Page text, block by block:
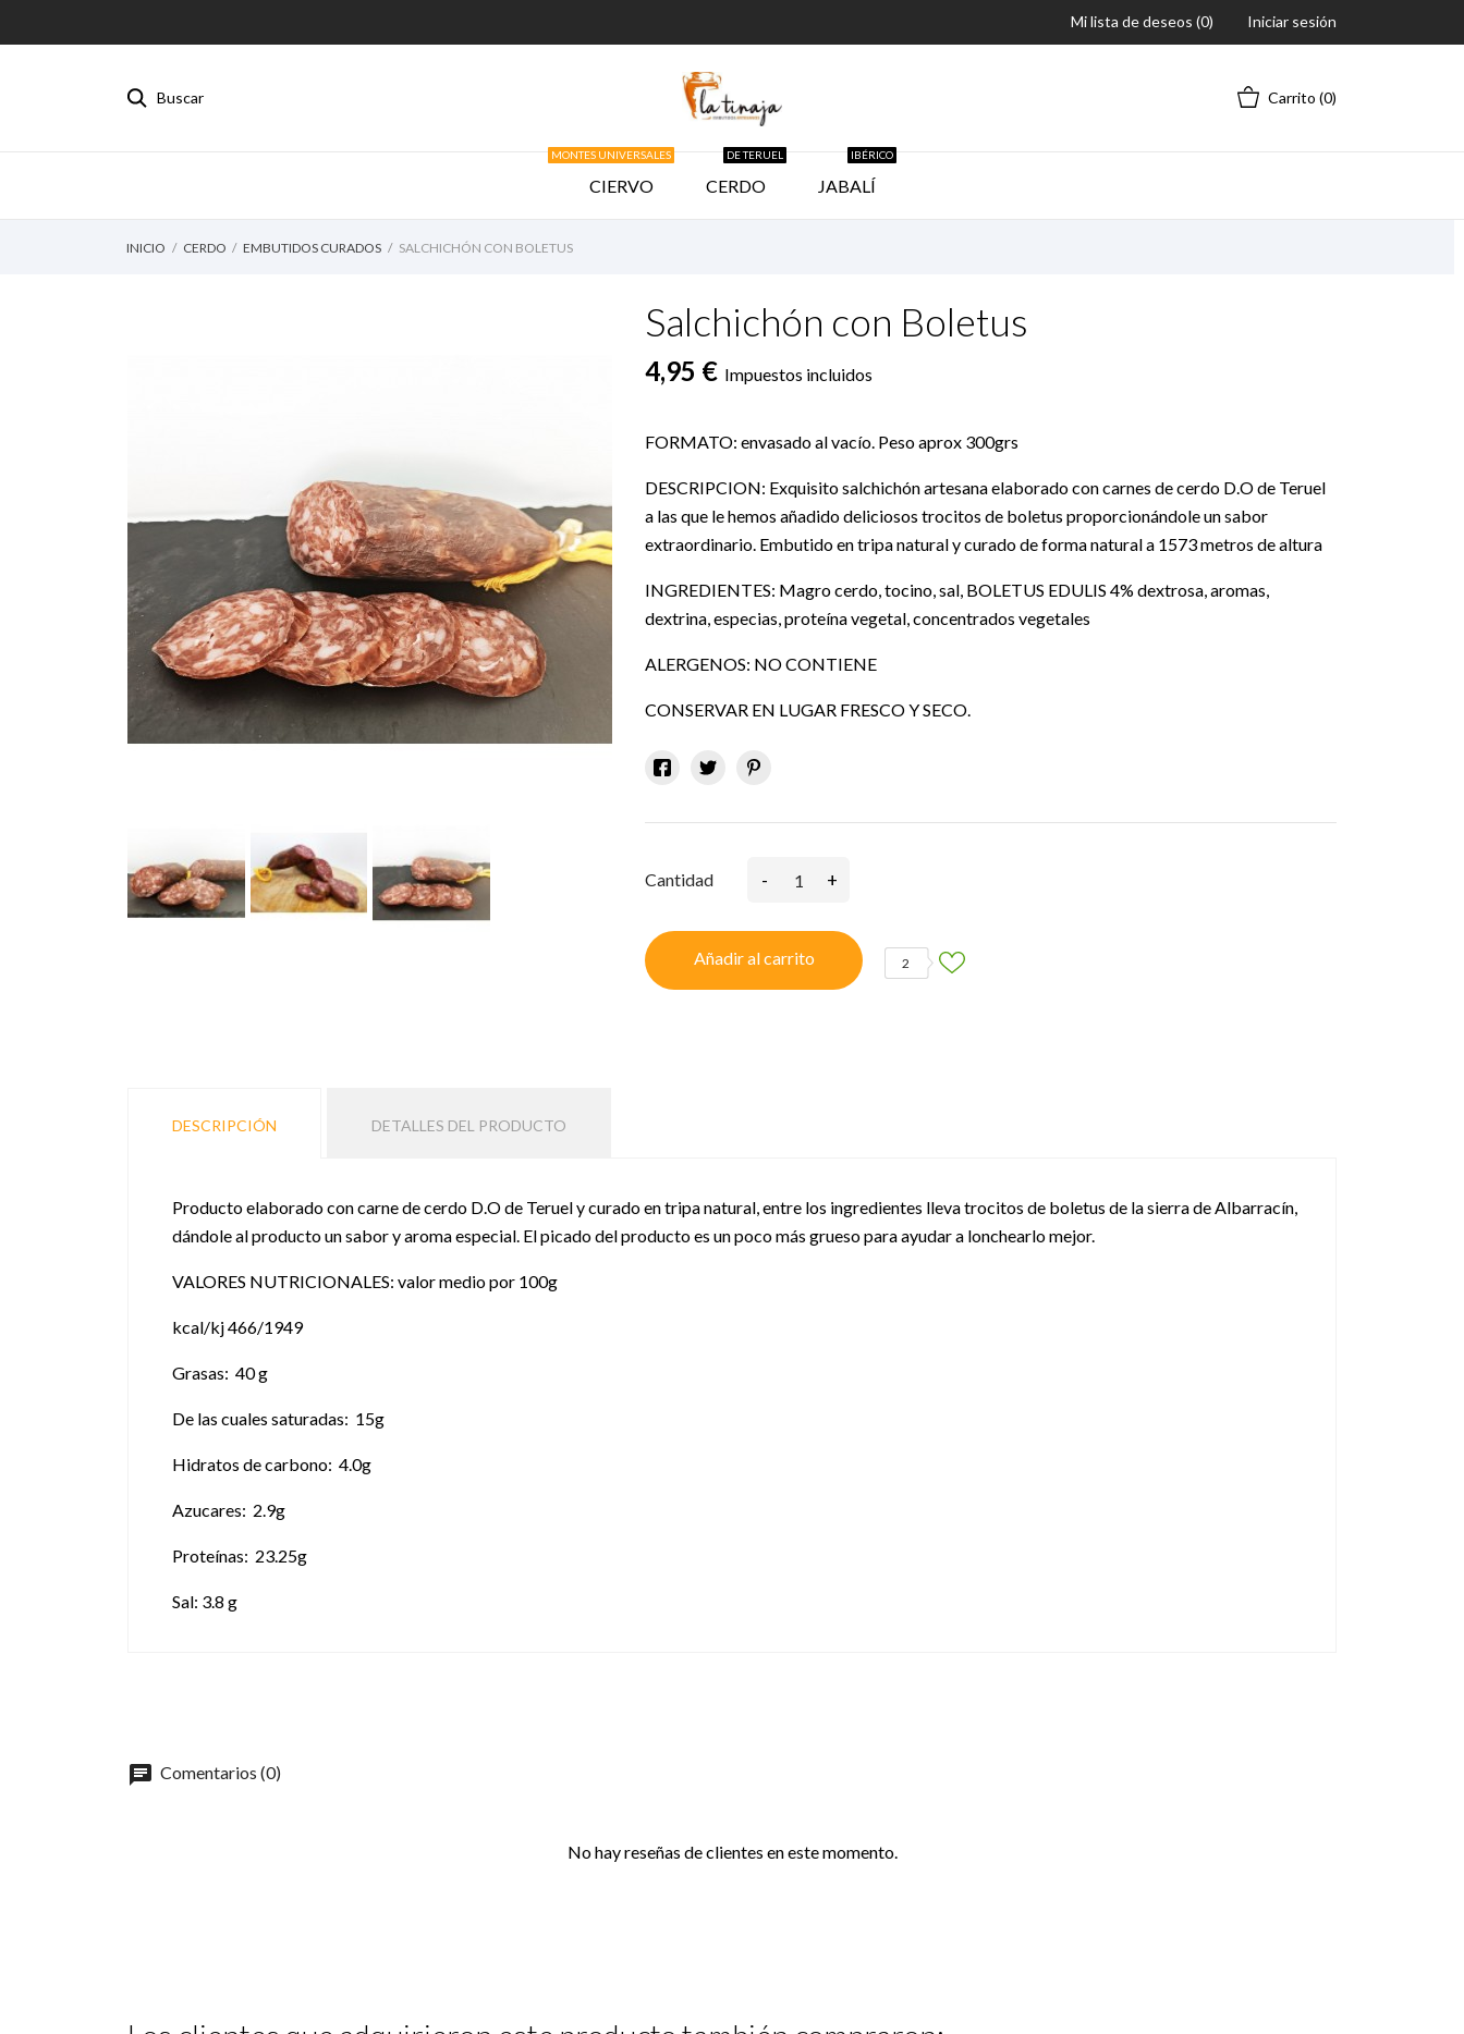
Mi lista de deseos (0) Iniciar sesión
Buscar Carrito (0)
CIERVO
MONTES UNIVERSALES
CERDO
DE TERUEL
JABALÍ
IBÉRICO
INICIO CERDO EMBUTIDOS CURADOS SALCHICHÓN CON BOLETUS
Salchichón con Boletus
4,95 € Impuestos incluidos
FORMATO: envasado al vacío. Peso aprox 300grs
DESCRIPCION: Exquisito salchichón artesana elaborado con carnes de cerdo D.O de Teruel
a las que le hemos añadido deliciosos trocitos de boletus proporcionándole un sabor
extraordinario. Embutido en tripa natural y curado de forma natural a 1573 metros de altura
INGREDIENTES: Magro cerdo, tocino, sal, BOLETUS EDULIS 4% dextrosa, aromas,
dextrina, especias, proteína vegetal, concentrados vegetales
ALERGENOS: NO CONTIENE
CONSERVAR EN LUGAR FRESCO Y SECO.
Cantidad - +
Añadir al carrito 2
DESCRIPCIÓN DETALLES DEL PRODUCTO
Producto elaborado con carne de cerdo D.O de Teruel y curado en tripa natural, entre los ingredientes lleva trocitos de boletus de la sierra de Albarracín,
dándole al producto un sabor y aroma especial. El picado del producto es un poco más grueso para ayudar a lonchearlo mejor.
VALORES NUTRICIONALES: valor medio por 100g
kcal/kj 466/1949
Grasas: 40 g
De las cuales saturadas: 15g
Hidratos de carbono: 4.0g
Azucares: 2.9g
Proteínas: 23.25g
Sal: 3.8 g
chat Comentarios (0)
No hay reseñas de clientes en este momento.